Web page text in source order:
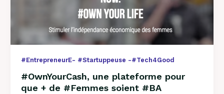
#EntrepreneurE- #Startuppeuse -#Tech4Good
#OwnYourCash, une plateforme pour
que + de #Femmes soient #BA
soient
#BA